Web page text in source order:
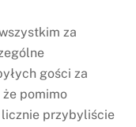
za
gości za
że pomimo
licznie przybyliście